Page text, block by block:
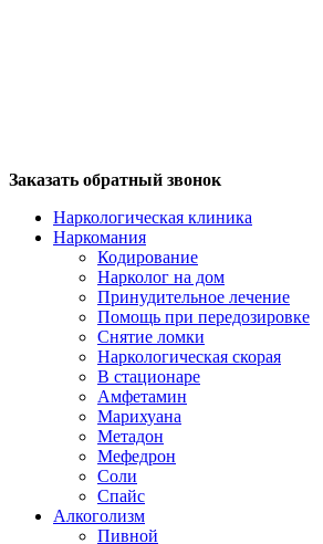
Заказать обратный звонок
Наркологическая клиника
Наркомания
Кодирование
Нарколог на дом
Принудительное лечение
Помощь при передозировке
Снятие ломки
Наркологическая скорая
В стационаре
Амфетамин
Марихуана
Метадон
Мефедрон
Соли
Спайс
Алкоголизм
Пивной